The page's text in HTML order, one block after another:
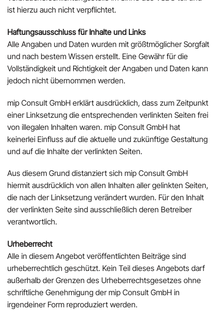
ist hierzu auch nicht verpflichtet.
Haftungsausschluss für Inhalte und Links
Alle Angaben und Daten wurden mit größtmöglicher Sorgfalt
und nach bestem Wissen erstellt. Eine Gewähr für die
Vollständigkeit und Richtigkeit der Angaben und Daten kann
jedoch nicht übernommen werden.
mip Consult GmbH erklärt ausdrücklich, dass zum Zeitpunkt
einer Linksetzung die entsprechenden verlinkten Seiten frei
von illegalen Inhalten waren. mip Consult GmbH hat
keinerlei Einfluss auf die aktuelle und zukünftige Gestaltung
und auf die Inhalte der verlinkten Seiten.
Aus diesem Grund distanziert sich mip Consult GmbH
hiermit ausdrücklich von allen Inhalten aller gelinkten Seiten,
die nach der Linksetzung verändert wurden. Für den Inhalt
der verlinkten Seite sind ausschließlich deren Betreiber
verantwortlich.
Urheberrecht
Alle in diesem Angebot veröffentlichten Beiträge sind
urheberrechtlich geschützt. Kein Teil dieses Angebots darf
außerhalb der Grenzen des Urheberrechtsgesetzes ohne
schriftliche Genehmigung der mip Consult GmbH in
irgendeiner Form reproduziert werden.